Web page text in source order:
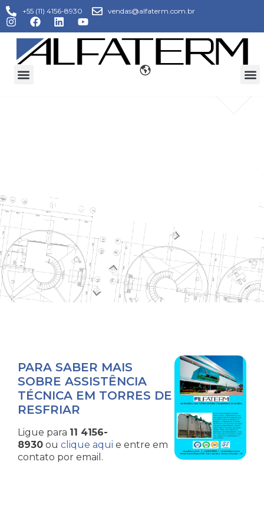
+55 (11) 4156-8930 vendas@alfaterm.com.br
NOVIDADES
PARA SABER MAIS
SOBRE ASSISTÊNCIA
TÉCNICA EM TORRES DE
RESFRIAR
Ligue para 11 4156-
8930 ou clique aqui e entre em
contato por email.